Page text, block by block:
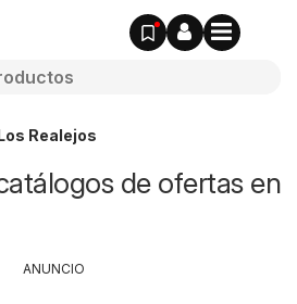
Realejos
de ofertas en
ANUNCIO